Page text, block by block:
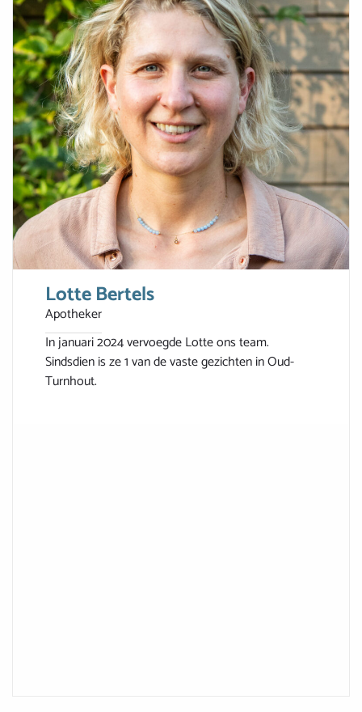
Lotte Bertels
Apotheker
In januari 2024 vervoegde Lotte ons team.
Sindsdien is ze 1 van de vaste gezichten in Oud-
Turnhout.